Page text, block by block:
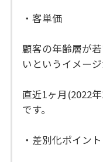
・客単価
顧客の年齢層が
いというイメー
直近1ヶ月(2022
です。
・差別化ポイント